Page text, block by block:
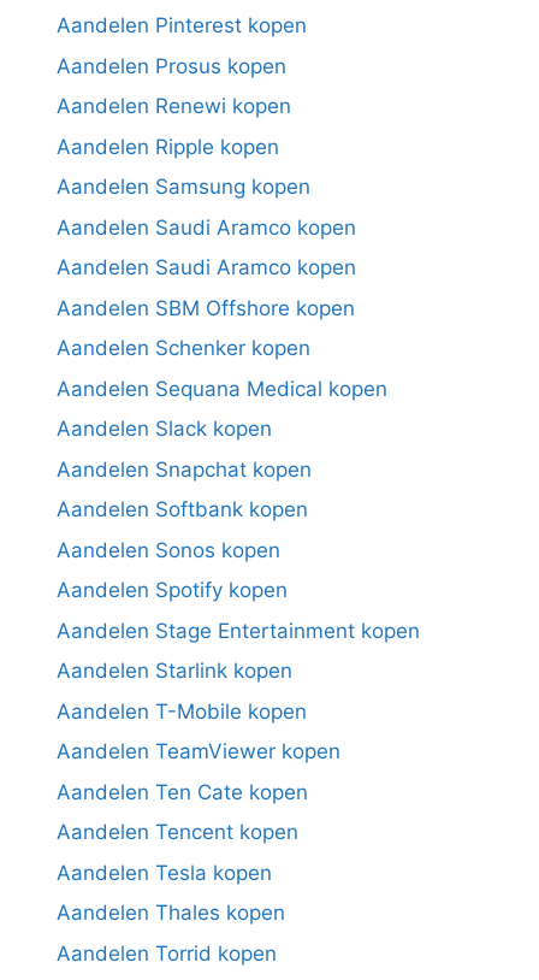
Aandelen Pinterest kopen
Aandelen Prosus kopen
Aandelen Renewi kopen
Aandelen Ripple kopen
Aandelen Samsung kopen
Aandelen Saudi Aramco kopen
Aandelen Saudi Aramco kopen
Aandelen SBM Offshore kopen
Aandelen Schenker kopen
Aandelen Sequana Medical kopen
Aandelen Slack kopen
Aandelen Snapchat kopen
Aandelen Softbank kopen
Aandelen Sonos kopen
Aandelen Spotify kopen
Aandelen Stage Entertainment kopen
Aandelen Starlink kopen
Aandelen T-Mobile kopen
Aandelen TeamViewer kopen
Aandelen Ten Cate kopen
Aandelen Tencent kopen
Aandelen Tesla kopen
Aandelen Thales kopen
Aandelen Torrid kopen